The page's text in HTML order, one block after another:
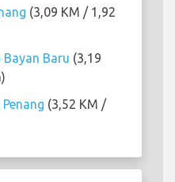
(3,09 KM / 1,92
Bayan Baru (3,19
(3,52 KM /